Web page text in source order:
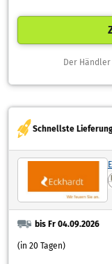
Der
Schnellste
bis Fr 04.09.2026
(in 20 Tagen)